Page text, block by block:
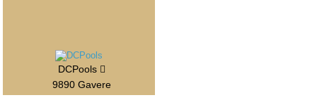
DCPools
9890 Gavere